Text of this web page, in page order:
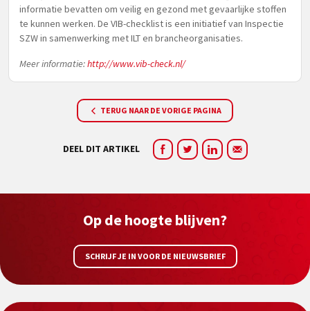
informatie bevatten om veilig en gezond met gevaarlijke stoffen
te kunnen werken. De VIB-checklist is een initiatief van Inspectie
SZW in samenwerking met ILT en brancheorganisaties.
Meer informatie:http://www.vib-check.nl/
TERUG NAAR DE VORIGE PAGINA
DEEL DIT ARTIKEL
Op de hoogte blijven?
SCHRIJF JE IN VOOR DE NIEUWSBRIEF